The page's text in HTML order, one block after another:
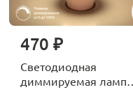
470 ₽
Светодиодная
диммируемая лампа